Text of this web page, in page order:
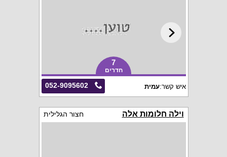
7
חדרים
052-9095602 איש קשר:עמית
וילה חלומות אלה חצור הגלילית